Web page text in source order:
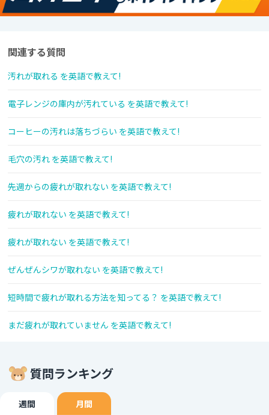
関連する質問
汚れが取れる を英語で教えて!
電子レンジの庫内が汚れている を英語で教えて!
コーヒーの汚れは落ちづらい を英語で教えて!
毛穴の汚れ を英語で教えて!
先週からの疲れが取れない を英語で教えて!
疲れが取れない を英語で教えて!
疲れが取れない を英語で教えて!
ぜんぜんシワが取れない を英語で教えて!
短時間で疲れが取れる方法を知ってる？ を英語で教えて!
まだ疲れが取れていません を英語で教えて!
質問ランキング
週間 月間